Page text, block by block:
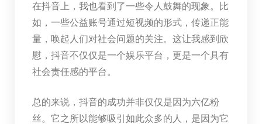
在抖音上，我也看到了一些令人鼓舞的现象。比
如，一些公益账号通过短视频的形式，传递正能
量，唤起人们对社会问题的关注。这让我感到欣
慰，抖音不仅仅是一个娱乐平台，更是一个具有
社会责任感的平台。
总的来说，抖音的成功并非仅仅是因为六亿粉
丝。它之所以能够吸引如此众多的人，是因为它